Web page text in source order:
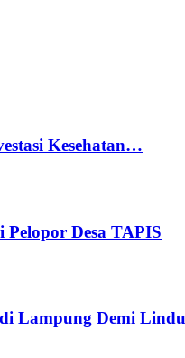
Kesehatan…
Desa TAPIS
Lampung Demi